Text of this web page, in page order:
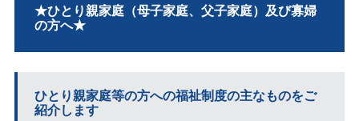
★ひとり親家庭（母子家庭、父子家庭）及び寡婦
の方へ★
ひとり親家庭等の方への福祉制度の主なものをご
紹介します